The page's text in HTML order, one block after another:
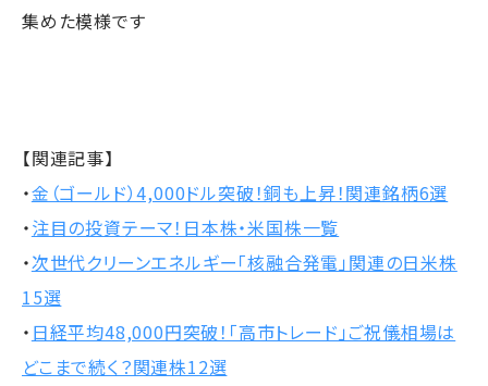
集めた模様です
【関連記事】
・金（ゴールド）4,000ドル突破！銅も上昇！関連銘柄6選
・注目の投資テーマ！日本株・米国株一覧
・次世代クリーンエネルギー「核融合発電」関連の日米株
15選
・ 日経平均48,000円突破！「高市トレード」ご祝儀相場は
どこまで続く？関連株12選